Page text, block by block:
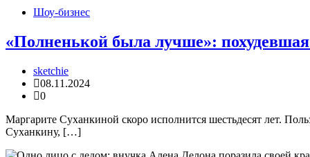
Шоу-бизнес
«Полненькой была лучше»:
sketchie
08.11.2024
0
Маргарите Суханкиной скоро исполнится шестьдесят лет.
Суханкину, […]